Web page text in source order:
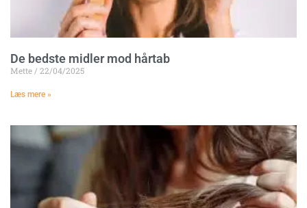
De bedste midler mod hårtab
Mette 22/04/2025
Læs mere »